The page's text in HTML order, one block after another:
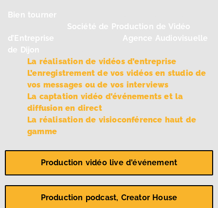
Bien tourner
Société de Production de Vidéo
d’Entreprise
Agence Audiovisuelle
de Dijon
La réalisation de vidéos d’entreprise
L’enregistrement de vos vidéos en studio de
vos messages ou de vos interviews
La captation vidéo d’événements et la
diffusion en direct
La réalisation de visioconférence haut de
gamme
Production vidéo live d'événement
Production podcast, Creator House